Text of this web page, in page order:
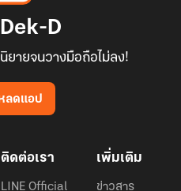
D
ายจนวางมือถือไม่ลง!
ลดแอป
ติดต่อเรา
LINE Official
เพิ่มเติม
ข่าวสาร